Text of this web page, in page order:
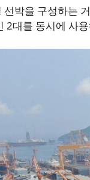
박을 구성하는
2대를 동시에 사